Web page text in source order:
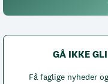
GÅ IKKE
Få faglige nyheder